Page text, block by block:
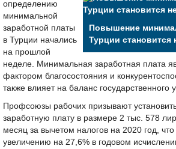
Повышение
Турции
определению
минимальной
заработной платы
в Турции начались
на прошлой
неделе. Минимальная заработная плата
фактором благосостояния и
также влияет на баланс государственного
Профсоюзы рабочих призывают
заработную плату в размере 2 тыс. 578
месяц за вычетом налогов на 2020 год, что
увеличению на 27,6% в годовом